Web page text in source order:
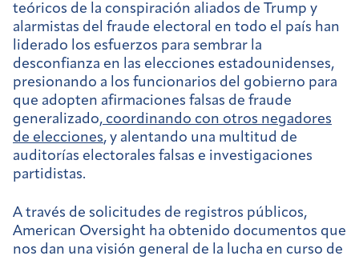
teóricos de la conspiración aliados de Trump y
alarmistas del fraude electoral en todo el país han
liderado los esfuerzos para sembrar la
desconfianza en las elecciones estadounidenses,
presionando a los funcionarios del gobierno para
que adopten afirmaciones falsas de fraude
generalizado, coordinando con otros negadores
de elecciones, y alentando una multitud de
auditorías electorales falsas e investigaciones
partidistas.
A través de solicitudes de registros públicos,
American Oversight ha obtenido documentos que
nos dan una visión general de la lucha en curso de